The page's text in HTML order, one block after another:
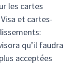
les cartes
et cartes-
qu’il faudra
acceptées